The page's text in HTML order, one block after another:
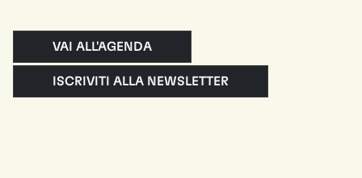
VAI ALL'AGENDA
ISCRIVITI ALLA NEWSLETTER